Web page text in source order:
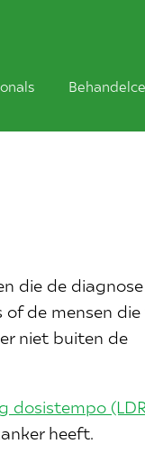
die de diagnose
de mensen die
niet buiten de
dosistempo
heeft.